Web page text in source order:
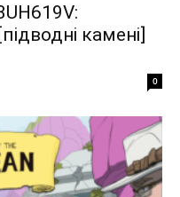
камені]
0